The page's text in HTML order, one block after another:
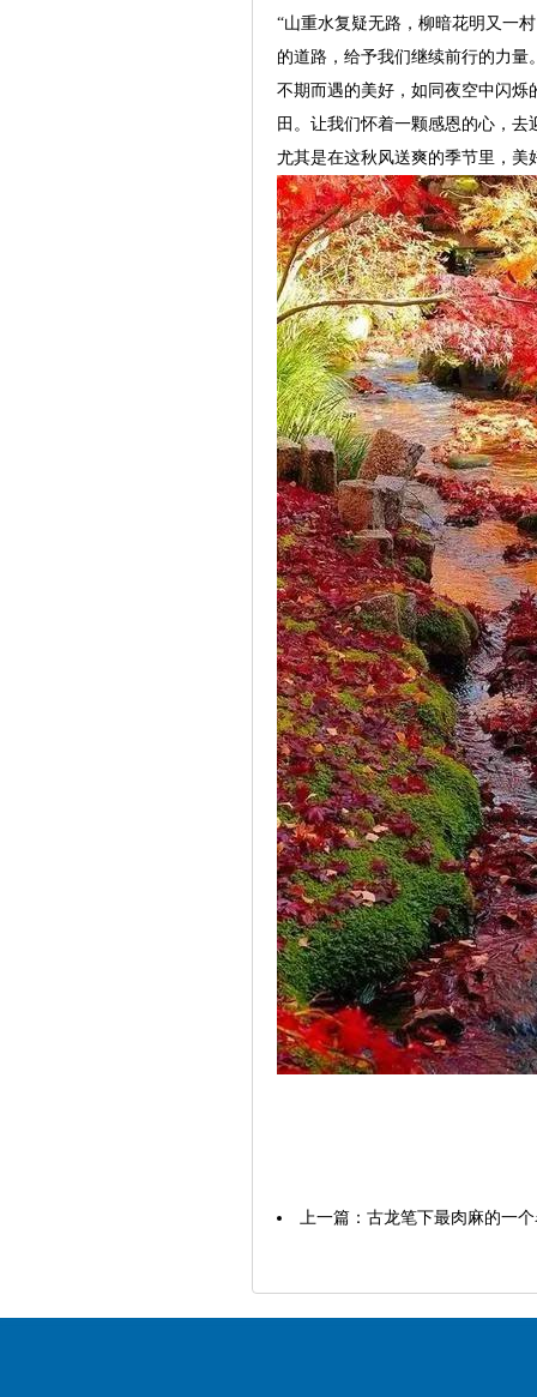
“山重水复疑无路，柳暗花明又一
的道路，给予我们继续前行的力量
不期而遇的美好，如同夜空中闪
田。让我们怀着一颗感恩的心，
尤其是在这秋风送爽的季节里，美
上一篇： 古龙笔下最肉麻的一